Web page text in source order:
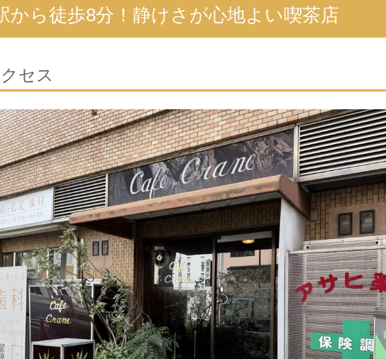
から徒歩8分！静けさが心地よい喫茶店
セス